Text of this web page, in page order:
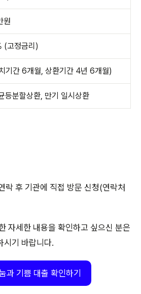
원
(고정금리)
기간 6개월, 상환기간 4년 6개월)
등분할상환, 만기 일시상환
락 후 기관에 직접 방문 신청(연락처
자세한 내용을 확인하고 싶으신 분은
시기 바랍니다.
과 기쁨 대출 확인하기